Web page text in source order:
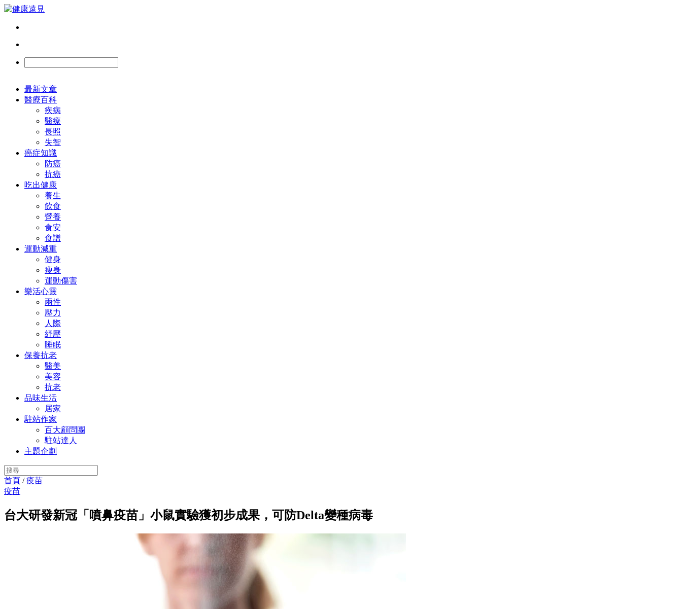
最新文章
醫療百科
疾病
醫療
長照
失智
癌症知識
防癌
抗癌
吃出健康
養生
飲食
營養
食安
食譜
運動減重
健身
瘦身
運動傷害
樂活心靈
兩性
壓力
人際
紓壓
睡眠
保養抗老
醫美
美容
抗老
品味生活
居家
駐站作家
百大顧問團
駐站達人
主題企劃
首頁 /疫苗
疫苗
台大研發新冠「噴鼻疫苗」小鼠實驗獲初步成果，可防Delta變種病毒